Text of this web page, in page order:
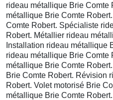
rideau métallique Brie Comte
métallique Brie Comte
Comte Robert. Spécialiste
Robert. Métallier rideau
Installation rideau métallique
rideau métallique Brie Comte
métallique Brie Comte
Brie Comte Robert. Révision
Robert. Volet motorisé Brie
métallique Brie Comte